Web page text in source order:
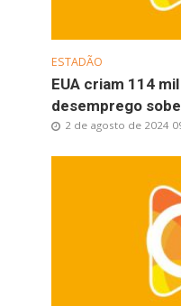
ESTADÃO
EUA criam 114
desemprego sobe
2 de agosto de 2024